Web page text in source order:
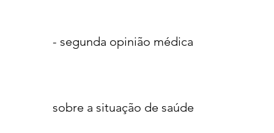
- segunda opinião médica
sobre a situação de saúde